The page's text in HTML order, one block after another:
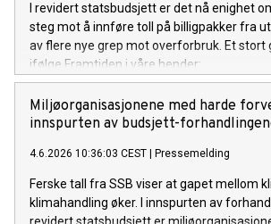
I revidert statsbudsjett er det nå enighet
steg mot å innføre toll på billigpakker fra
av flere nye grep mot overforbruk. Et stort
ifølge Framtiden i våre hender:
Miljøorganisasjonene med harde
innspurten av budsjett-
4.6.2026 10:36:03 CEST Pressemelding
Ferske tall fra SSB viser at gapet mellom
klimahandling øker. I innspurten av